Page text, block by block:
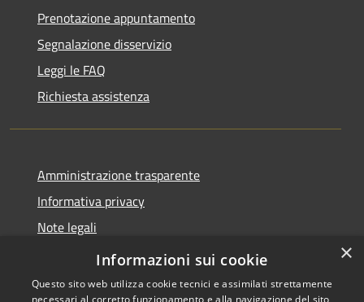
Prenotazione appuntamento
Segnalazione disservizio
Leggi le FAQ
Richiesta assistenza
Amministrazione trasparente
Informativa privacy
Note legali
Dichiarazione di accessibilità
×
Informazioni sui cookie
Questo sito web utilizza cookie tecnici e assimilati strettamente
necessari al corretto funzionamento e alla navigazione del sito,